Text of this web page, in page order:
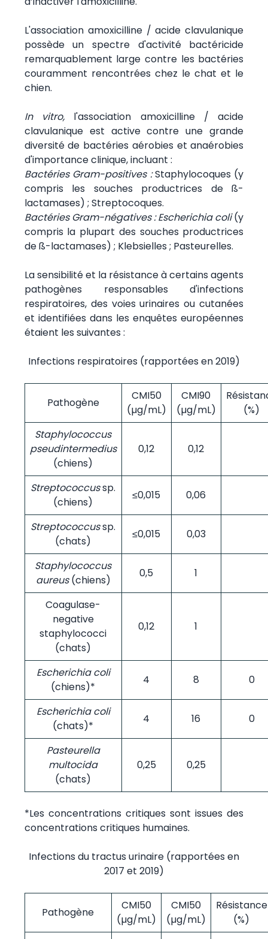
L'association amoxicilline / acide clavulanique
possède un spectre d'activité bactéricide
remarquablement large contre les bactéries
couramment rencontrées chez le chat et le
chien.
In vitro, l'association amoxicilline / acide
clavulanique est active contre une grande
diversité de bactéries aérobies et anaérobies
d'importance clinique, incluant :
Bactéries Gram-positives :Staphylocoques (y
compris les souches productrices de ß-
lactamases) ; Streptocoques.
Bactéries Gram-négatives : Escherichia coli(y
compris la plupart des souches productrices
de ß-lactamases) ; Klebsielles ; Pasteurelles.
La sensibilité et la résistance à certains agents
pathogènes responsables d'infections
respiratoires, des voies urinaires ou cutanées
et identifiées dans les enquêtes européennes
étaient les suivantes :
Infections respiratoires (rapportées en 2019)
Pathogène
CMI50
(µg/mL)
CMI90
(µg/mL)
(%)
Staphylococcus
pseudintermedius
(chiens)
0,12 0,12
Streptococcussp.
(chiens)
≤0,015 0,06
Streptococcussp.
(chats)
≤0,015 0,03
Staphylococcus
aureus(chiens)
0,5 1
Coagulase-
negative
staphylococci
(chats)
0,12 1
Escherichia coli
(chiens)*
4 8 0
Escherichia coli
(chats)*
4 16 0
Pasteurella
multocida
(chats)
0,25 0,25
*Les concentrations critiques sont issues des
concentrations critiques humaines.
Infections du tractus urinaire (rapportées en
2017 et 2019)
Pathogène
CMI50
(µg/mL)
CMI50
(µg/mL)
Résistance
(%)